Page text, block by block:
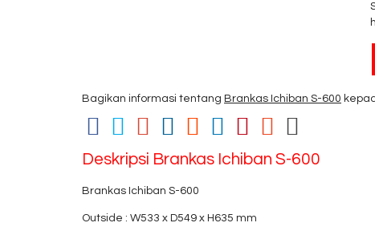
Bagikan informasi tentang Brankas Ichiban S-600
Deskripsi Brankas Ichiban S-600
Brankas Ichiban S-600
Outside : W533 x D549 x H635 mm